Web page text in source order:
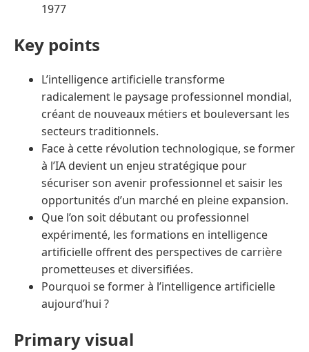
1977
Key points
L’intelligence artificielle transforme
radicalement le paysage professionnel mondial,
créant de nouveaux métiers et bouleversant les
secteurs traditionnels.
Face à cette révolution technologique, se former
à l’IA devient un enjeu stratégique pour
sécuriser son avenir professionnel et saisir les
opportunités d’un marché en pleine expansion.
Que l’on soit débutant ou professionnel
expérimenté, les formations en intelligence
artificielle offrent des perspectives de carrière
prometteuses et diversifiées.
Pourquoi se former à l’intelligence artificielle
aujourd’hui ?
Primary visual